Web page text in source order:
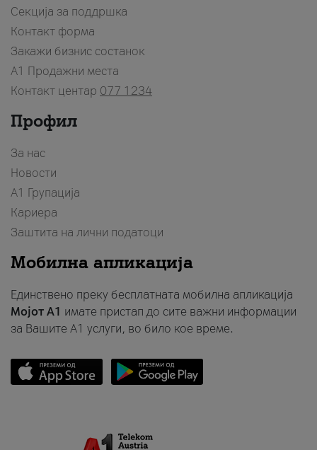
Секција за поддршка
Контакт форма
Закажи бизнис состанок
A1 Продажни места
Контакт центар 077 1234
Профил
За нас
Новости
А1 Групација
Кариера
Заштита на лични податоци
Мобилна апликација
Единствено преку бесплатната мобилна апликација
Мојот A1 имате пристап до сите важни информации
за Вашите A1 услуги, во било кое време.